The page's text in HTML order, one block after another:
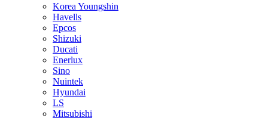
Korea Youngshin
Havells
Epcos
Shizuki
Ducati
Enerlux
Sino
Nuintek
Hyundai
LS
Mitsubishi